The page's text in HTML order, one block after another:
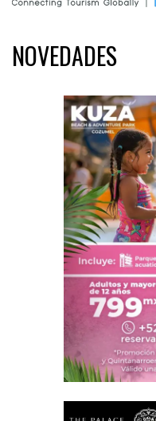
NOVEDADES